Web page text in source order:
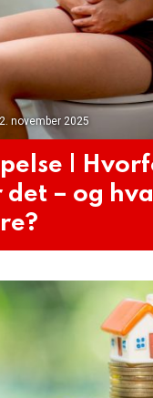
november 2025
|
– og